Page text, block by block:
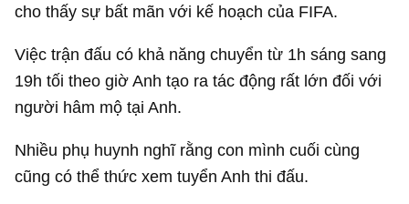
cho thấy sự bất mãn với kế hoạch của FIFA.
Việc trận đấu có khả năng chuyển từ 1h sáng sang
19h tối theo giờ Anh tạo ra tác động rất lớn đối với
người hâm mộ tại Anh.
Nhiều phụ huynh nghĩ rằng con mình cuối cùng
cũng có thể thức xem tuyển Anh thi đấu.